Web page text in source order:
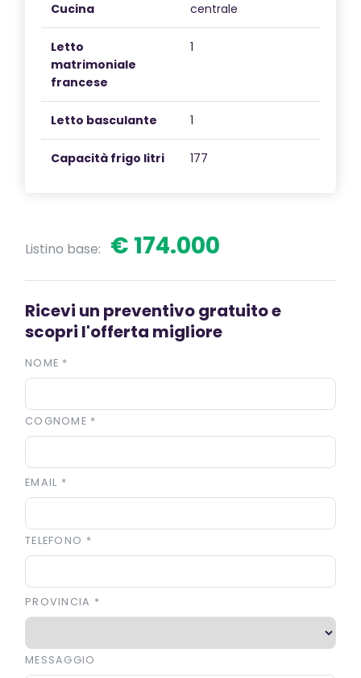
Cucina centrale
Letto
matrimoniale
francese
1
Letto basculante 1
Capacità frigo litri 177
Listino base: € 174.000
Ricevi un preventivo gratuito e
scopri l'offerta migliore
NOME *
COGNOME *
EMAIL *
TELEFONO *
PROVINCIA *
MESSAGGIO